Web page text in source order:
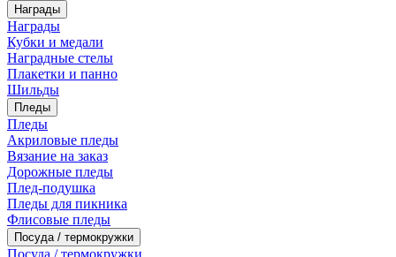
Награды
Награды
Кубки и медали
Наградные стелы
Плакетки и панно
Шильды
Пледы
Пледы
Акриловые пледы
Вязание на заказ
Дорожные пледы
Плед-подушка
Пледы для пикника
Флисовые пледы
Посуда / термокружки
Посуда / термокружки